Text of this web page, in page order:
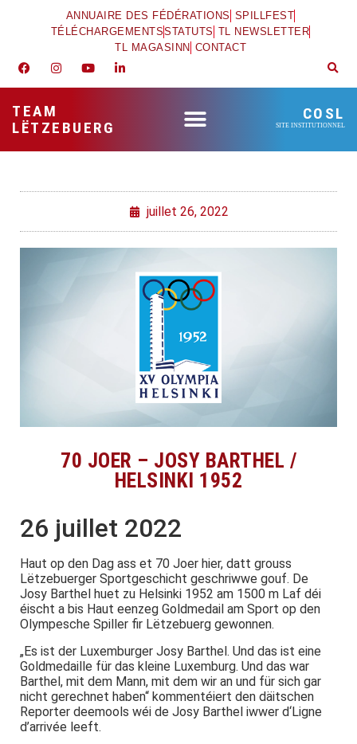
ANNUAIRE DES FÉDÉRATIONS SPILLFEST
TÉLÉCHARGEMENTSSTATUTS TL NEWSLETTER
TL MAGASINN CONTACT
TEAM
LËTZEBUERG
COSL
SITE INSTITUTIONNEL
juillet 26, 2022
70 JOER – JOSY BARTHEL /
HELSINKI 1952
26 juillet 2022
Haut op den Dag ass et 70 Joer hier, datt grouss
Lëtzebuerger Sportgeschicht geschriwwe gouf. De
Josy Barthel huet zu Helsinki 1952 am 1500 m Laf déi
éischt a bis Haut eenzeg Goldmedail am Sport op den
Olympesche Spiller fir Lëtzebuerg gewonnen.
„Es ist der Luxemburger Josy Barthel. Und das ist eine
Goldmedaille für das kleine Luxemburg. Und das war
Barthel, mit dem Mann, mit dem wir an und für sich gar
nicht gerechnet haben“ kommentéiert den däitschen
Reporter deemools wéi de Josy Barthel iwwer d‘Ligne
d’arrivée leeft.